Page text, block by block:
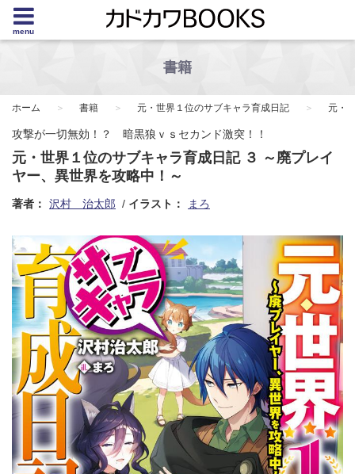
menu
書籍
ホーム 書籍 元・世界１位のサブキャラ育成日記 元・
攻撃が一切無効！？ 暗黒狼ｖｓセカンド激突！！
元・世界１位のサブキャラ育成日記 ３ ～廃プレイ
ヤー、異世界を攻略中！～
著者： 沢村 治太郎 イラスト： まろ